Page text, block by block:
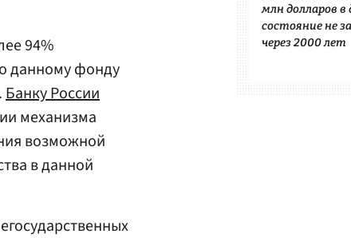
94%
данному фонду
Банку России
механизма
возможной
в данной
млн долларов в
состояние не
через 2000 лет